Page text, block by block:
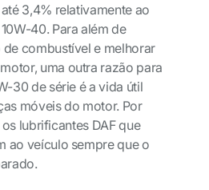
3,4% relativamente ao
40. Para além de
combustível e melhorar
uma outra razão para
30 de série é a vida útil
móveis do motor. Por
lubrificantes DAF que
ao veículo sempre que o